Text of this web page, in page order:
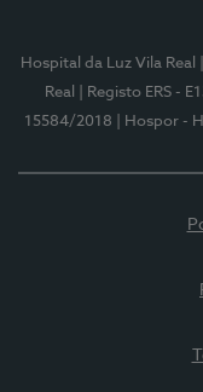
Hospital da Luz Vila Real
Real
| Registo ERS -
15584/2018
| Hospor -